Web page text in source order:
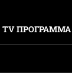
TV ΠΡΟΓΡΑΜΜΑ